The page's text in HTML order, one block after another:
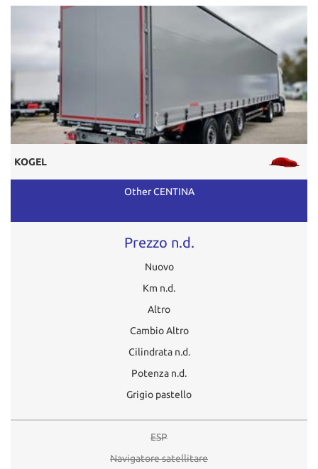
KOGEL
Other CENTINA
Prezzo n.d.
Nuovo
Km n.d.
Altro
Cambio Altro
Cilindrata n.d.
Potenza n.d.
Grigio pastello
ESP
Navigatore satellitare